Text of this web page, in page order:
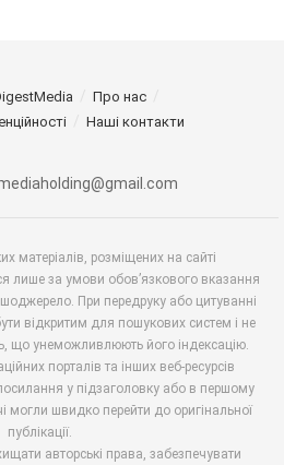
Про нас
Наші контакти
матеріалів, розміщених на сайті
лише за умови обов’язкового вказання
При передруку або цитуванні
відкритим для пошукових систем і не
що унеможливлюють його індексацію.
порталів та інших веб-ресурсів
у підзаголовку або в першому
могли швидко перейти до оригінальної
публікації.
авторські права, забезпечувати